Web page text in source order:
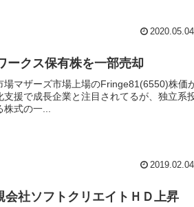
2020.05.04
ークス保有株を一部売却
マザーズ市場上場のFringe81(6550)株価
援で成長企業と注目されてるが、独立系
株式の一...
2019.02.04
社ソフトクリエイトＨＤ上昇